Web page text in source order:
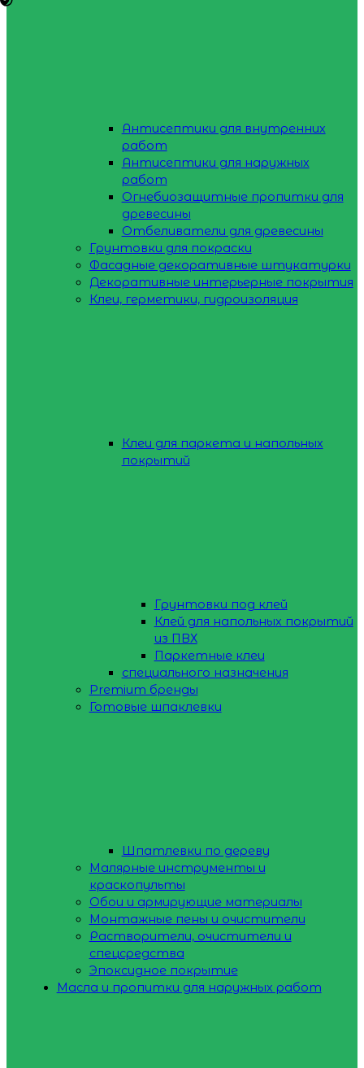
Антисептики для внутренних
работ
Антисептики для наружных
работ
Огнебиозащитные пропитки для
древесины
Отбеливатели для древесины
Грунтовки для покраски
Фасадные декоративные штукатурки
Декоративные интерьерные покрытия
Клеи, герметики, гидроизоляция
Клеи для паркета и напольных
покрытий
Грунтовки под клей
Клей для напольных покрытий
из ПВХ
Паркетные клеи
специального назначения
Premium бренды
Готовые шпаклевки
Шпатлевки по дереву
Малярные инструменты и
краскопульты
Обои и армирующие материалы
Монтажные пены и очистители
Растворители, очистители и
спецсредства
Эпоксидное покрытие
Масла и пропитки для наружных работ